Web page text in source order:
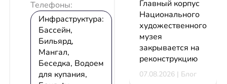
Телефоны:
Инфраструктура:
Бассейн,
Бильярд,
Мангал,
Беседка, Водоем
для купания,
Главный корпус
Национального
художественного
музея
закрывается на
реконструкцию
07.08.2026 | Блог